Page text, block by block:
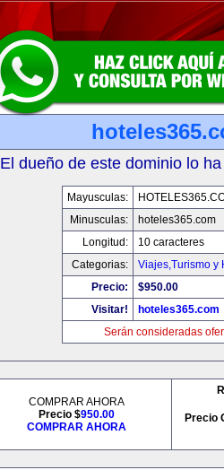
El dueño de este dominio lo
Mayusculas:
Minusculas:
hoteles365.com
Longitud:
10 caracteres
Categorias:
Viajes,Turismo y
Precio:
$950.00
Visitar!
hoteles365.com
Serán consideradas
COMPRAR AHORA
Precio $950.00
COMPRAR AHORA
Precio